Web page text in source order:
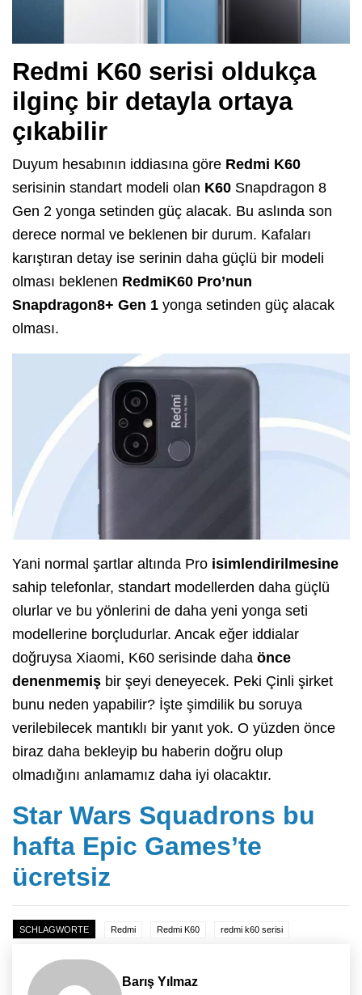
Redmi K60 serisi oldukça
ilginç bir detayla ortaya
çıkabilir
Duyum hesabının iddiasına göre Redmi K60
serisinin standart modeli olan K60 Snapdragon 8
Gen 2 yonga setinden güç alacak. Bu aslında son
derece normal ve beklenen bir durum. Kafaları
karıştıran detay ise serinin daha güçlü bir modeli
olması beklenen RedmiK60 Pro’nun
Snapdragon8+ Gen 1 yonga setinden güç alacak
olması.
Yani normal şartlar altında Pro isimlendirilmesine
sahip telefonlar, standart modellerden daha güçlü
olurlar ve bu yönlerini de daha yeni yonga seti
modellerine borçludurlar. Ancak eğer iddialar
doğruysa Xiaomi, K60 serisinde daha önce
denenmemiş bir şeyi deneyecek. Peki Çinli şirket
bunu neden yapabilir? İşte şimdilik bu soruya
verilebilecek mantıklı bir yanıt yok. O yüzden önce
biraz daha bekleyip bu haberin doğru olup
olmadığını anlamamız daha iyi olacaktır.
Star Wars Squadrons bu
hafta Epic Games’te
ücretsiz
SCHLAGWORTE Redmi Redmi K60 redmi k60 serisi
Barış Yılmaz